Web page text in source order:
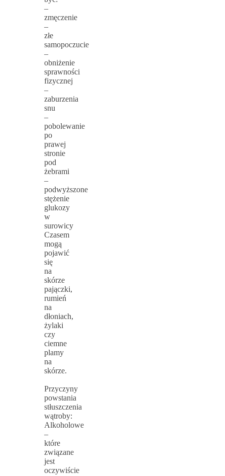
–
zmęczenie
–
złe
samopoczucie
–
obniżenie
sprawności
fizycznej
–
zaburzenia
snu
–
pobolewanie
po
prawej
stronie
pod
żebrami
–
podwyższone
stężenie
glukozy
w
surowicy
Czasem
mogą
pojawić
się
na
skórze
pajączki,
rumień
na
dłoniach,
żylaki
czy
ciemne
plamy
na
skórze.
Przyczyny
powstania
stłuszczenia
wątroby:
Alkoholowe
–
które
związane
jest
oczywiście